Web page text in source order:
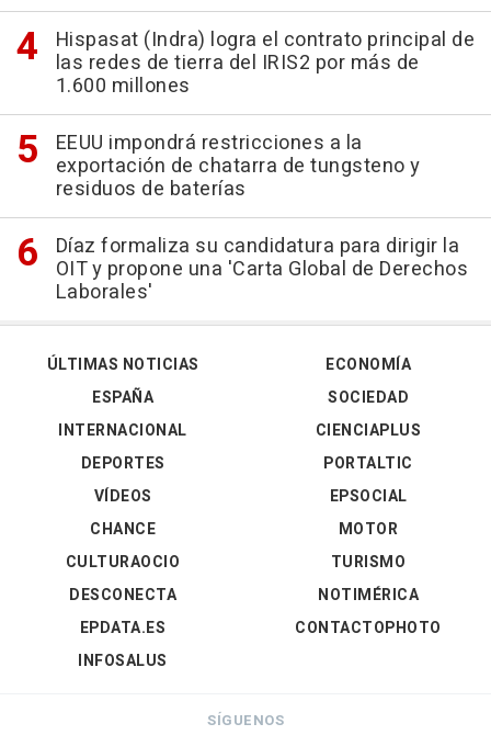
Hispasat (Indra) logra el contrato principal de
las redes de tierra del IRIS2 por más de
1.600 millones
EEUU impondrá restricciones a la
exportación de chatarra de tungsteno y
residuos de baterías
Díaz formaliza su candidatura para dirigir la
OIT y propone una 'Carta Global de Derechos
Laborales'
ÚLTIMAS NOTICIAS
ESPAÑA
INTERNACIONAL
DEPORTES
VÍDEOS
ECONOMÍA
SOCIEDAD
CIENCIAPLUS
PORTALTIC
EPSOCIAL
CHANCE
CULTURAOCIO
DESCONECTA
EPDATA.ES
INFOSALUS
MOTOR
TURISMO
NOTIMÉRICA
CONTACTOPHOTO
SÍGUENOS